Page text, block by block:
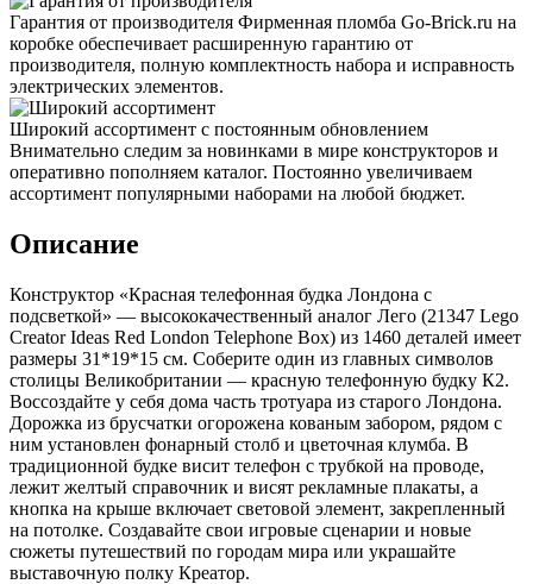
Гарантия от производителя Фирменная пломба Go-Brick.ru на
коробке обеспечивает расширенную гарантию от
производителя, полную комплектность набора и исправность
электрических элементов.
Широкий ассортимент с постоянным обновлением
Внимательно следим за новинками в мире конструкторов и
оперативно пополняем каталог. Постоянно увеличиваем
ассортимент популярными наборами на любой бюджет.
Описание
Конструктор «Красная телефонная будка Лондона с
подсветкой» — высококачественный аналог Лего (21347 Lego
Creator Ideas Red London Telephone Box) из 1460 деталей имеет
размеры 31*19*15 см. Соберите один из главных символов
столицы Великобритании — красную телефонную будку К2.
Воссоздайте у себя дома часть тротуара из старого Лондона.
Дорожка из брусчатки огорожена кованым забором, рядом с
ним установлен фонарный столб и цветочная клумба. В
традиционной будке висит телефон с трубкой на проводе,
лежит желтый справочник и висят рекламные плакаты, а
кнопка на крыше включает световой элемент, закрепленный
на потолке. Создавайте свои игровые сценарии и новые
сюжеты путешествий по городам мира или украшайте
выставочную полку Креатор.